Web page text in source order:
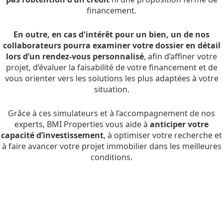
financement.
En outre, en cas d'intérêt pour un bien, un de nos
collaborateurs pourra examiner votre dossier en détail
lors d’un rendez-vous personnalisé, afin d’affiner votre
projet, d’évaluer la faisabilité de votre financement et de
vous orienter vers les solutions les plus adaptées à votre
situation.
Grâce à ces simulateurs et à l’accompagnement de nos
experts, BMI Properties vous aide à anticiper votre
capacité d’investissement, à optimiser votre recherche et
à faire avancer votre projet immobilier dans les meilleures
conditions.